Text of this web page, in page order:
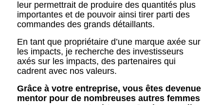
leur permettrait de produire des quantités plus
importantes et de pouvoir ainsi tirer parti des
commandes des grands détaillants.
En tant que propriétaire d’une marque axée sur
les impacts, je recherche des investisseurs
axés sur les impacts, des partenaires qui
cadrent avec nos valeurs.
Grâce à votre entreprise, vous êtes devenue
mentor pour de nombreuses autres femmes